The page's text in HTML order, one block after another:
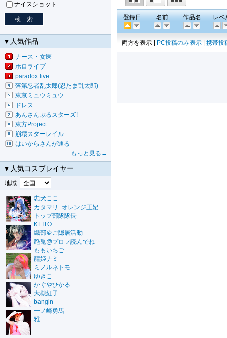
ナイスショット
▼人気作品
ナース・女医
ホロライブ
paradox live
落第忍者乱太郎(忍たま乱太郎)
東京ミュウミュウ
ドレス
あんさんぶるスターズ!
東方Project
崩壊スターレイル
はいからさんが通る
もっと見る→
▼人気コスプレイヤー
地域:
忠犬ここ
カタマリ+オレンジ王妃
トップ部隊隊長
KEITO
織部＠ご隠居活動
艶兎@プロフ読んでね
ももいちご
龍姫ナミ
ミノルネトモ
ゆきこ
かぐやひかる
大槻紅子
bangin
一ノ崎勇馬
雅
登録日 名前 作品名 レベ
両方を表示 | PC投稿のみ表示 携帯投